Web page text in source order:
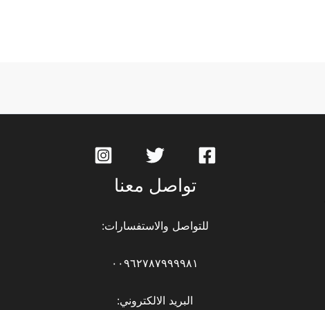
تواصل معنا
للتواصل والاستفسارات:
٠٠٩٦٢٧٨٧٩٩٩٩٨١
البريد الالكتروني: